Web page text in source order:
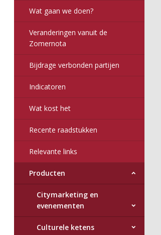
Wat gaan we doen?
Veranderingen vanuit de
Zomernota
Bijdrage verbonden partijen
Indicatoren
Wat kost het
Recente raadstukken
Relevante links
Producten
Citymarketing en
evenementen
Culturele ketens